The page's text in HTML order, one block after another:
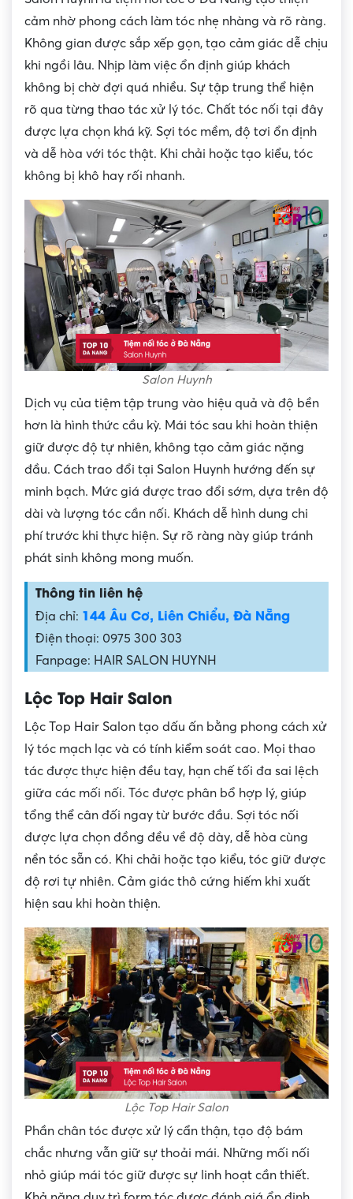
cảm nhờ phong cách làm tóc nhẹ nhàng và rõ ràng.
Không gian được sắp xếp gọn, tạo cảm giác dễ chịu
khi ngồi lâu. Nhịp làm việc ổn định giúp khách
không bị chờ đợi quá nhiều. Sự tập trung thể hiện
rõ qua từng thao tác xử lý tóc. Chất tóc nối tại đây
được lựa chọn khá kỹ. Sợi tóc mềm, độ tơi ổn định
và dễ hòa với tóc thật. Khi chải hoặc tạo kiểu, tóc
không bị khô hay rối nhanh.
Salon Huynh
Dịch vụ của tiệm tập trung vào hiệu quả và độ bền
hơn là hình thức cầu kỳ. Mái tóc sau khi hoàn thiện
giữ được độ tự nhiên, không tạo cảm giác nặng
đầu. Cách trao đổi tại Salon Huynh hướng đến sự
minh bạch. Mức giá được trao đổi sớm, dựa trên độ
dài và lượng tóc cần nối. Khách dễ hình dung chi
phí trước khi thực hiện. Sự rõ ràng này giúp tránh
phát sinh không mong muốn.
Thông tin liên hệ
Địa chỉ: 144 Âu Cơ, Liên Chiểu, Đà Nẵng
Điện thoại: 0975 300 303
Fanpage: HAIR SALON HUYNH
Lộc Top Hair Salon
Lộc Top Hair Salon tạo dấu ấn bằng phong cách xử
lý tóc mạch lạc và có tính kiểm soát cao. Mọi thao
tác được thực hiện đều tay, hạn chế tối đa sai lệch
giữa các mối nối. Tóc được phân bổ hợp lý, giúp
tổng thể cân đối ngay từ bước đầu. Sợi tóc nối
được lựa chọn đồng đều về độ dày, dễ hòa cùng
nền tóc sẵn có. Khi chải hoặc tạo kiểu, tóc giữ được
độ rơi tự nhiên. Cảm giác thô cứng hiếm khi xuất
hiện sau khi hoàn thiện.
Lộc Top Hair Salon
Phần chân tóc được xử lý cẩn thận, tạo độ bám
chắc nhưng vẫn giữ sự thoải mái. Những mối nối
nhỏ giúp mái tóc giữ được sự linh hoạt cần thiết.